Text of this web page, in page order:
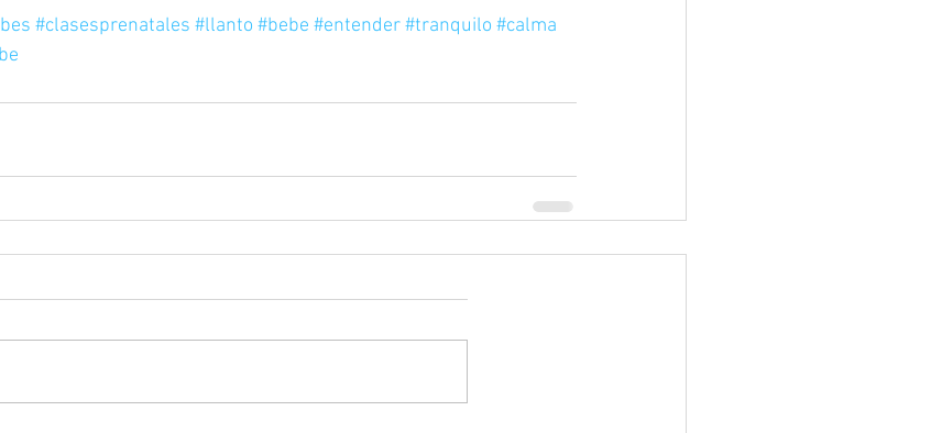
#clasesprenatales #llanto #bebe #entender#tranquilo #calma